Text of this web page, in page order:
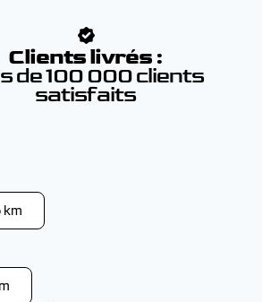
Clients livrés :
de 100 000 clients
satisfaits
km